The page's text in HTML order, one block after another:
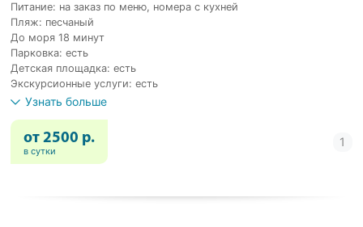
Питание: на заказ по меню, номера с кухней
Пляж: песчаный
До моря 18 минут
Парковка: есть
Детская площадка: есть
Экскурсионные услуги: есть
Узнать больше
от 2500 р.
в сутки